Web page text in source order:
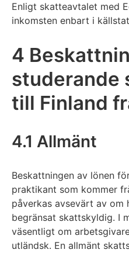
Enligt skatteavtalet med
inkomsten enbart i
4
studerande
till Finland
4.1 Allmänt
Beskattningen av lönen
praktikant som kommer
påverkas avsevärt av om
begränsat skattskyldig. I
väsentligt om
utländsk. En allmänt